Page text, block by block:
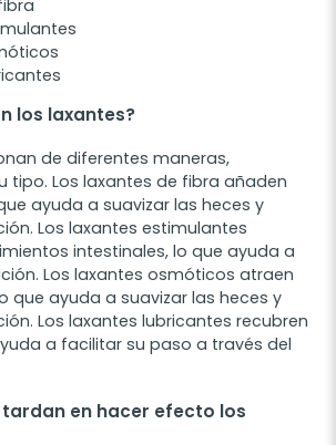
los laxantes?
de diferentes maneras,
tipo. Los laxantes de fibra añaden
ayuda a suavizar las heces y
Los laxantes estimulantes
intestinales, lo que ayuda a
Los laxantes osmóticos atraen
que ayuda a suavizar las heces y
Los laxantes lubricantes recubren
a facilitar su paso a través del
en hacer efecto los